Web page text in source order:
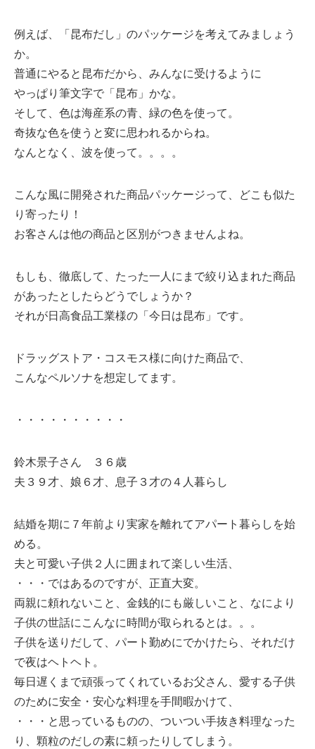
例えば、「昆布だし」のパッケージを考えてみましょう
か。
普通にやると昆布だから、みんなに受けるように
やっぱり筆文字で「昆布」かな。
そして、色は海産系の青、緑の色を使って。
奇抜な色を使うと変に思われるからね。
なんとなく、波を使って。。。。
こんな風に開発された商品パッケージって、どこも似た
り寄ったり！
お客さんは他の商品と区別がつきませんよね。
もしも、徹底して、たった一人にまで絞り込まれた商品
があったとしたらどうでしょうか？
それが日高食品工業様の「今日は昆布」です。
ドラッグストア・コスモス様に向けた商品で、
こんなペルソナを想定してます。
・・・・・・・・・・
鈴木景子さん ３６歳
夫３９才、娘６才、息子３才の４人暮らし
結婚を期に７年前より実家を離れてアパート暮らしを始
める。
夫と可愛い子供２人に囲まれて楽しい生活、
・・・ではあるのですが、正直大変。
両親に頼れないこと、金銭的にも厳しいこと、なにより
子供の世話にこんなに時間が取られるとは。。。
子供を送りだして、パート勤めにでかけたら、それだけ
で夜はヘトヘト。
毎日遅くまで頑張ってくれているお父さん、愛する子供
のために安全・安心な料理を手間暇かけて、
・・・と思っているものの、ついつい手抜き料理なった
り、顆粒のだしの素に頼ったりしてしまう。